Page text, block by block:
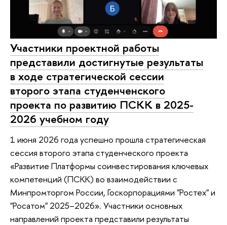
Участники проектной работы
представили достигнутые результаты
в ходе стратегической сессии
второго этапа студенченского
проекта по развитию ПСКК в 2025-
2026 учебном году
1 июня 2026 года успешно прошла стратегическая
сессия второго этапа студенческого проекта
«Развитие Платформы соинвестирования ключевых
компетенций (ПСКК) во взаимодействии с
Минпромторгом России, Госкорпорациями "Ростех" и
"Росатом" 2025–2026». Участники основных
направлений проекта представили результаты